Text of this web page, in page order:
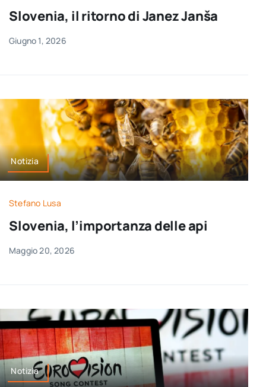
Slovenia, il ritorno di Janez Janša
Giugno 1, 2026
Notizia
Stefano Lusa
Slovenia, l’importanza delle api
Maggio 20, 2026
Notizia